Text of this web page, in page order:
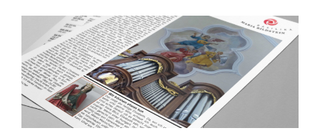
Basilikabrief vom 08.02. –
22.02.2026